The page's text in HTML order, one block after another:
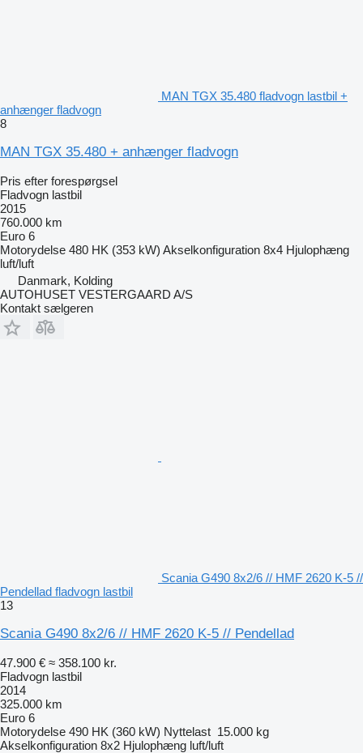
MAN TGX 35.480 fladvogn lastbil +
anhænger fladvogn
8
MAN TGX 35.480 + anhænger fladvogn
Pris efter forespørgsel
Fladvogn lastbil
2015
760.000 km
Euro 6
Motorydelse 480 HK (353 kW) Akselkonfiguration 8x4 Hjulophæng
luft/luft
Danmark, Kolding
AUTOHUSET VESTERGAARD A/S
Kontakt sælgeren
Scania G490 8x2/6 // HMF 2620 K-5 //
Pendellad fladvogn lastbil
13
Scania G490 8x2/6 // HMF 2620 K-5 // Pendellad
47.900 € ≈ 358.100 kr.
Fladvogn lastbil
2014
325.000 km
Euro 6
Motorydelse 490 HK (360 kW) Nyttelast 15.000 kg
Akselkonfiguration 8x2 Hjulophæng luft/luft